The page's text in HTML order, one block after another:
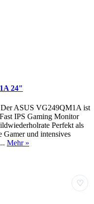
24"
ASUS VG249QM1A ist
IPS Gaming Monitor
Perfekt als
und intensives
Mehr »
♡